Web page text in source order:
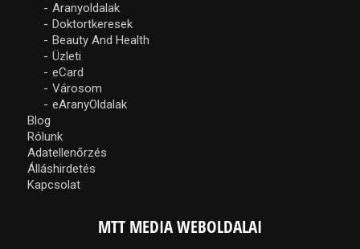
Aranyoldalak
Doktortkeresek
Beauty And Health
Üzleti
eCard
Városom
eAranyOldalak
Blog
Rólunk
Adatellenőrzés
Álláshirdetés
Kapcsolat
MTT MEDIA WEBOLDALAI